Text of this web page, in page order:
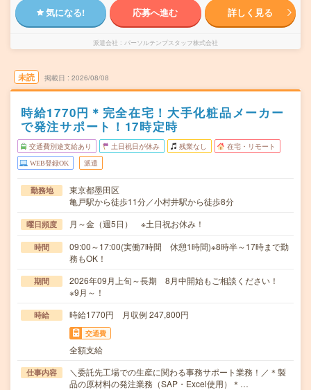
気になる! 応募へ進む 詳しく見る
派遣会社 パーソルテンプスタッフ株式会社
未読 掲載日 2026/08/08
時給1770円＊完全在宅！大手化粧品メーカー
で発注サポート！17時定時
交通費別途支給あり 土日祝日が休み 残業なし 在宅・リモート
WEB登録OK 派遣
勤務地
東京都墨田区
亀戸駅から徒歩11分／小村井駅から徒歩8分
曜日頻度 月～金（週5日） ※土日祝お休み！
時間
09:00～17:00(実働7時間 休憩1時間)※8時半～17時まで勤
務もOK！
期間
2026年09月上旬～長期 8月中開始もご相談ください！
※9月～！
時給 時給1770円 月収例 247,800円
交通費
全額支給
仕事内容
＼委託先工場での生産に関わる事務サポート業務！／＊製
品の原材料の発注業務（SAP・Excel使用）＊…